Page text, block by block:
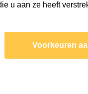
u aan ze heeft
Voorkeuren
moeten kunnen
dragers, maar de
– of concert
veel energie en